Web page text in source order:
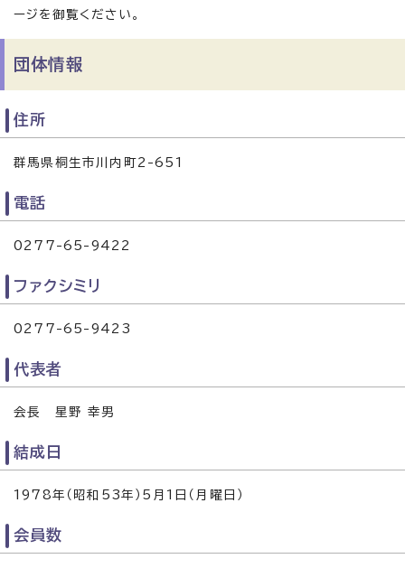
ージを御覧ください。
団体情報
住所
群馬県桐生市川内町2-651
電話
0277-65-9422
ファクシミリ
0277-65-9423
代表者
会長 星野 幸男
結成日
1978年（昭和53年）5月1日（月曜日）
会員数